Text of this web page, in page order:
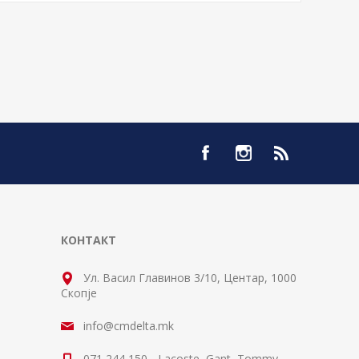
КОНТАКТ
Ул. Васил Главинов 3/10, Центар, 1000
Скопје
info@cmdelta.mk